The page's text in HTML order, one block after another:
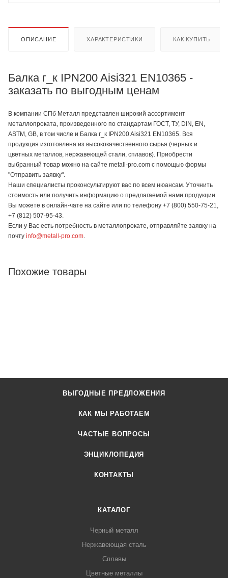
ОПИСАНИЕ ХАРАКТЕРИСТИКИ КАК КУПИТЬ
Балка г_к IPN200 Aisi321 EN10365 -
заказать по выгодным ценам
В компании СПб Металл представлен широкий ассортимент
металлопроката, произведенного по стандартам ГОСТ, ТУ, DIN, EN,
ASTM, GB, в том числе и Балка г_к IPN200 Aisi321 EN10365. Вся
продукция изготовлена из высококачественного сырья (черных и
цветных металлов, нержавеющей стали, сплавов). Приобрести
выбранный товар можно на сайте metall-pro.com с помощью формы
"Отправить заявку".
Наши специалисты проконсультируют вас по всем нюансам. Уточнить
стоимость или получить информацию о предлагаемой нами продукции
Вы можете в онлайн-чате на сайте или по телефону +7 (800) 550-75-21,
+7 (812) 507-95-43.
Если у Вас есть потребность в металлопрокате, отправляйте заявку на
почту info@metall-pro.com
Похожие товары
ВЫГОДНЫЕ ПРЕДЛОЖЕНИЯ
КАК МЫ РАБОТАЕМ
ЧАСТЫЕ ВОПРОСЫ
ЭНЦИКЛОПЕДИЯ
КОНТАКТЫ
КАТАЛОГ
Черный металл
Нержавеющая сталь
Сплавы
Цветные металлы